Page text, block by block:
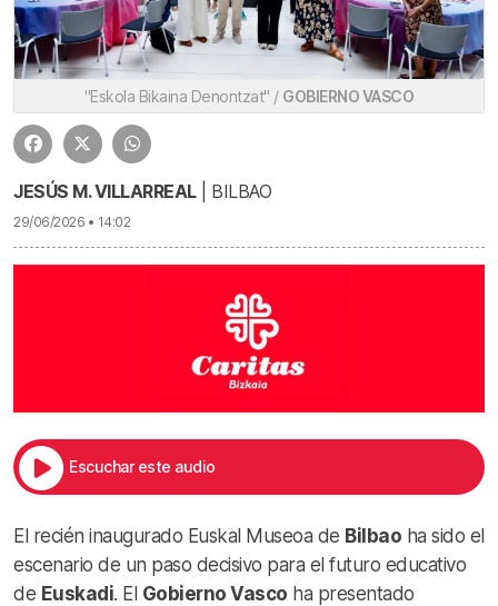
"Eskola Bikaina Denontzat" / GOBIERNO VASCO
JESÚS M. VILLARREAL| BILBAO
29/06/2026 • 14:02
Escuchar este audio
El recién inaugurado Euskal Museoa de Bilbao ha sido el
escenario de un paso decisivo para el futuro educativo
de Euskadi. El Gobierno Vasco ha presentado